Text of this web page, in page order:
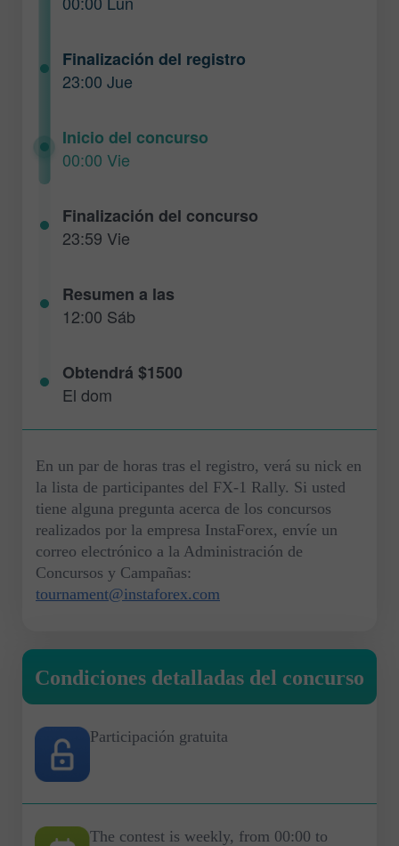
Finalización del registro
23:00 Jue
Inicio del concurso
00:00 Vie
Finalización del concurso
23:59 Vie
Resumen a las
12:00 Sáb
Obtendrá $1500
El dom
En un par de horas tras el registro, verá su nick en
la lista de participantes del FX-1 Rally. Si usted
tiene alguna pregunta acerca de los concursos
realizados por la empresa InstaForex, envíe un
correo electrónico a la Administración de
Concursos y Campañas:
tournament@instaforex.com
Condiciones detalladas del concurso
Participación gratuita
The contest is weekly, from 00:00 to